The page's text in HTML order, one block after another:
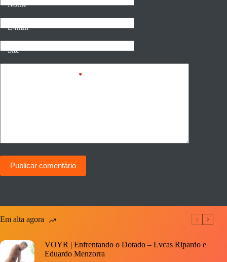
Nome
E-mail
Site
*
Publicar comentário
Em alta agora
VOYR | Enfrentando o Dotado – Lvcas Ripardo e
Eduardo Menzorra